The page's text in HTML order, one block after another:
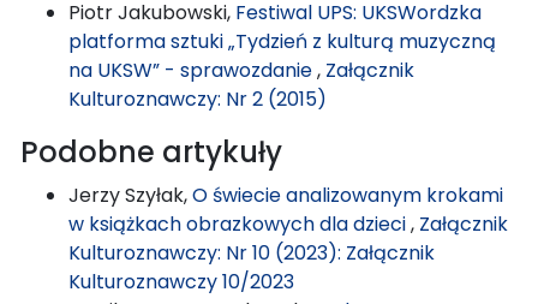
Piotr Jakubowski, Festiwal UPS: UKSWordzka
platforma sztuki „Tydzień z kulturą muzyczną
na UKSW” - sprawozdanie, Załącznik
Kulturoznawczy: Nr 2 (2015)
Podobne artykuły
Jerzy Szyłak,O świecie analizowanym krokami
w książkach obrazkowych dla dzieci, Załącznik
Kulturoznawczy: Nr 10 (2023): Załącznik
Kulturoznawczy 10/2023